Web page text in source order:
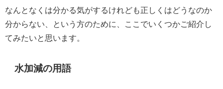
なんとなくは分かる気がするけれども正しくはどうなのか
分からない、という方のために、ここでいくつかご紹介し
てみたいと思います。
水加減の用語